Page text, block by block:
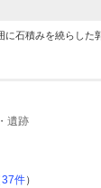
に石積みを繞らした
遺跡
37件）